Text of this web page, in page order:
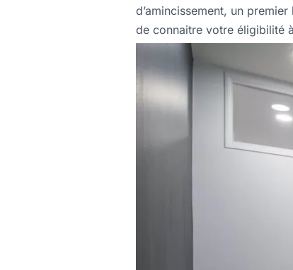
d’amincissement, un
de connaitre votre éligibilité